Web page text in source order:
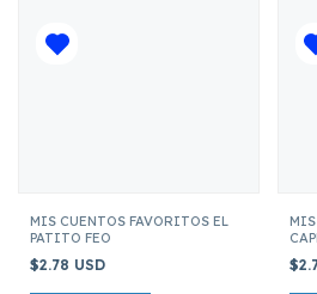
MIS CUENTOS FAVORITOS EL
PATITO FEO
$2.78 USD
MIS